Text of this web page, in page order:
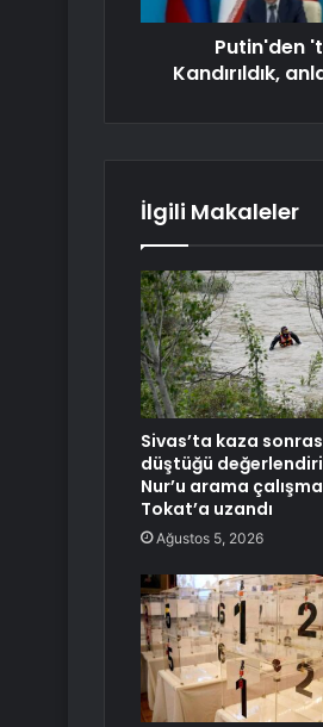
Putin'den
Kandırıldık,
İlgili Makaleler
Sivas’ta kaza
düştüğü
Nur’u arama
Tokat’a uzandı
Ağustos 5, 2026